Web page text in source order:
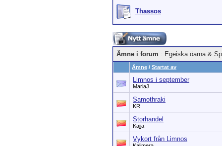
Thassos
Ämne i forum : Egeiska öarna &
Ämne / Startat av
Limnos i september
MariaJ
Samothraki
KR
Storhandel
Kajja
Vykort från Limnos